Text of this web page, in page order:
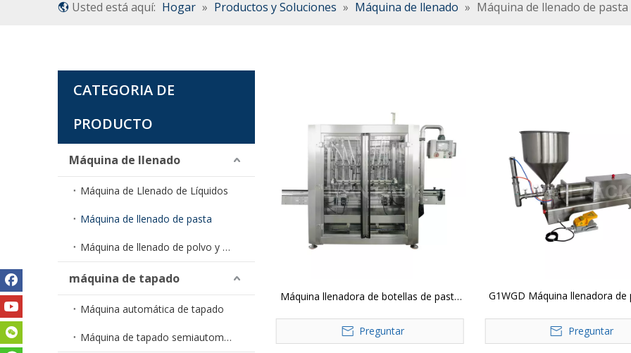
Usted está aquí: Hogar » Productos y Soluciones » Máquina de llenado » Máquina de llenado de pasta
CATEGORIA DE
PRODUCTO
Máquina de llenado
Máquina de Llenado de Líquidos
Máquina de llenado de pasta
Máquina de llenado de polvo y gránulos
máquina de tapado
Máquina automática de tapado
Máquina de tapado semiautomática
Máquina llenadora de botellas de pasta
Preguntar
G1WGD Máquina llenadora de
ketchup, horizontal,Preguntar